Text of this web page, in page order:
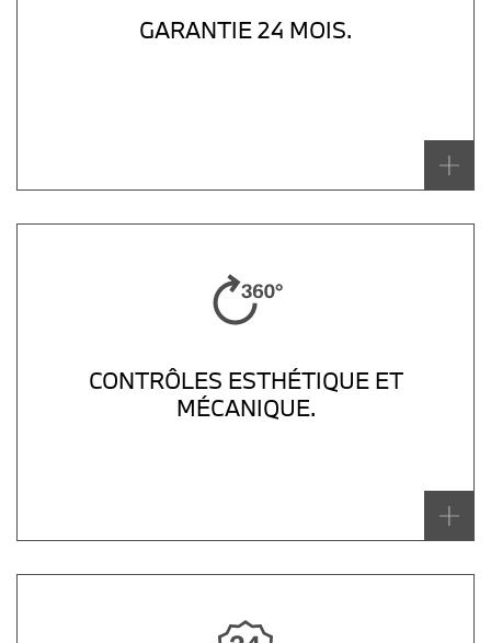
GARANTIE 24 MOIS.
CONTRÔLES ESTHÉTIQUE ET
MÉCANIQUE.